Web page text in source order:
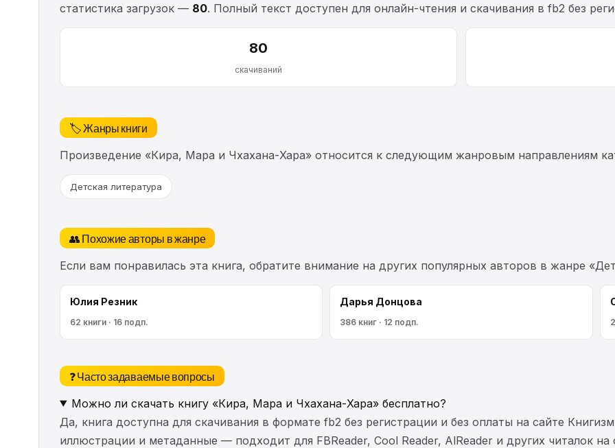
статистика загрузок — 80. Полный текст доступен для онлайн-чтения и скачивания в fb2 без
80
скачиваний
🏷️ Жанры книги
Произведение «Кира, Мара и Чхахана-Хара» относится к следующим жанровым направлениям
Детская литература
👥 Похожие авторы в жанре
Если вам понравилась эта книга, обратите внимание на других популярных авторов в жанре
Юлия Резник
62 книги · 16 подп.
Дарья Донцова
386 книг · 12 подп.
❓ Часто задаваемые вопросы
Можно ли скачать книгу «Кира, Мара и Чхахана-Хара» бесплатно?
Да, книга доступна для скачивания в формате fb2 без регистрации и без оплаты на сайте
иллюстрации и метаданные — подходит для FBReader, Cool Reader, AlReader и других читалок